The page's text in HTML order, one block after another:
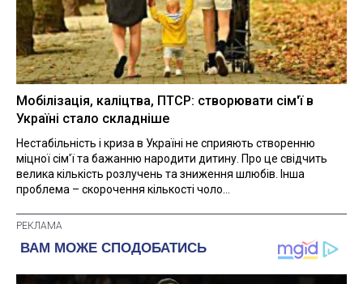
Мобілізація, каліцтва, ПТСР: створювати сім'ї в
Україні стало складніше
Нестабільність і криза в Україні не сприяють створенню
міцної сім'ї та бажанню народити дитину. Про це свідчить
велика кількість розлучень та зниження шлюбів. Інша
проблема – скорочення кількості чоло...